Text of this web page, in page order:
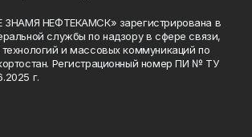
ЗНАМЯ НЕФТЕКАМСК» зарегистрирована в
службы по надзору в сфере связи,
и массовых коммуникаций по
Регистрационный номер ПИ № ТУ
г.